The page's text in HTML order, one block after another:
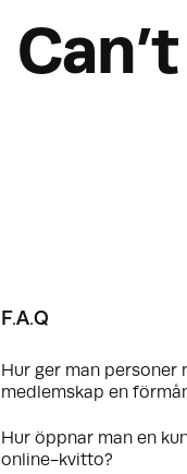
F.A.Q
Hur ger man personer
medlemskap en
Hur öppnar man en
online-kvitto?